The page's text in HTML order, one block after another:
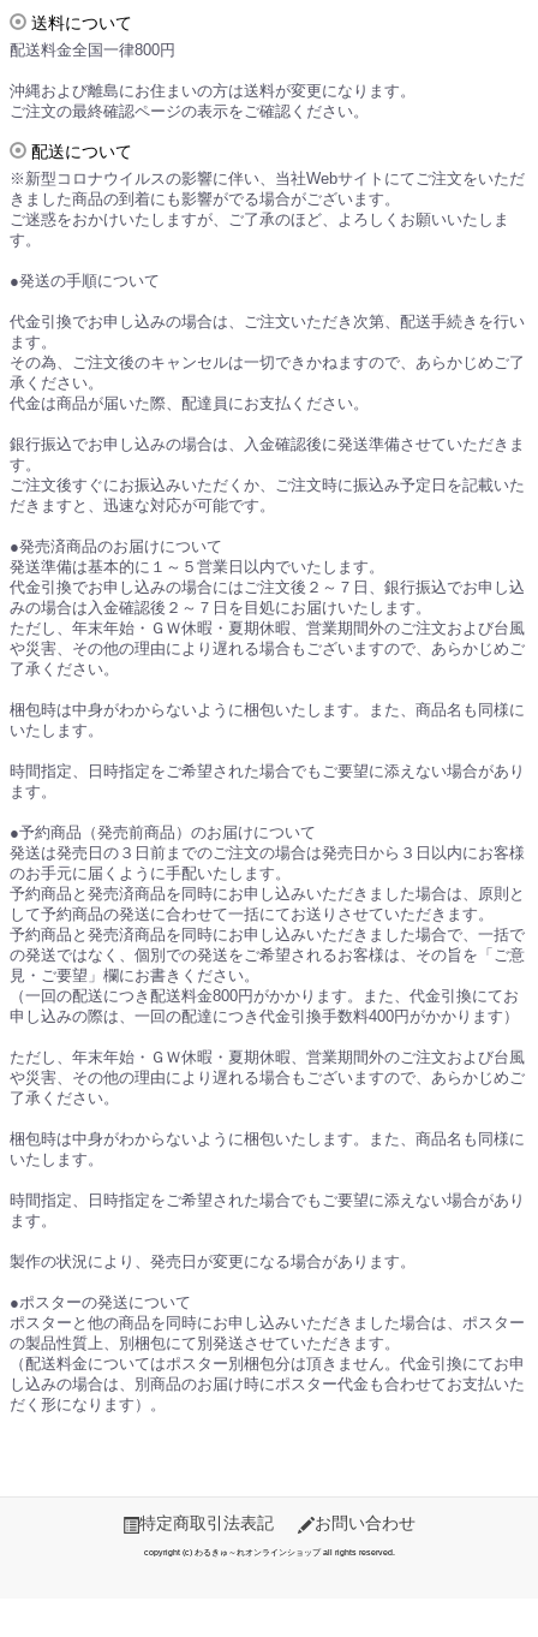
送料について
配送料金全国一律800円
沖縄および離島にお住まいの方は送料が変更になります。
ご注文の最終確認ページの表示をご確認ください。
配送について
※新型コロナウイルスの影響に伴い、当社Webサイトにてご注文をいただ
きました商品の到着にも影響がでる場合がございます。
ご迷惑をおかけいたしますが、ご了承のほど、よろしくお願いいたしま
す。
●発送の手順について
代金引換でお申し込みの場合は、ご注文いただき次第、配送手続きを行い
ます。
その為、ご注文後のキャンセルは一切できかねますので、あらかじめご了
承ください。
代金は商品が届いた際、配達員にお支払ください。
銀行振込でお申し込みの場合は、入金確認後に発送準備させていただきま
す。
ご注文後すぐにお振込みいただくか、ご注文時に振込み予定日を記載いた
だきますと、迅速な対応が可能です。
●発売済商品のお届けについて
発送準備は基本的に１～５営業日以内でいたします。
代金引換でお申し込みの場合にはご注文後２～７日、銀行振込でお申し込
みの場合は入金確認後２～７日を目処にお届けいたします。
ただし、年末年始・ＧＷ休暇・夏期休暇、営業期間外のご注文および台風
や災害、その他の理由により遅れる場合もございますので、あらかじめご
了承ください。
梱包時は中身がわからないように梱包いたします。また、商品名も同様に
いたします。
時間指定、日時指定をご希望された場合でもご要望に添えない場合があり
ます。
●予約商品（発売前商品）のお届けについて
発送は発売日の３日前までのご注文の場合は発売日から３日以内にお客様
のお手元に届くように手配いたします。
予約商品と発売済商品を同時にお申し込みいただきました場合は、原則と
して予約商品の発送に合わせて一括にてお送りさせていただきます。
予約商品と発売済商品を同時にお申し込みいただきました場合で、一括で
の発送ではなく、個別での発送をご希望されるお客様は、その旨を「ご意
見・ご要望」欄にお書きください。
（一回の配送につき配送料金800円がかかります。また、代金引換にてお
申し込みの際は、一回の配達につき代金引換手数料400円がかかります）
ただし、年末年始・ＧＷ休暇・夏期休暇、営業期間外のご注文および台風
や災害、その他の理由により遅れる場合もございますので、あらかじめご
了承ください。
梱包時は中身がわからないように梱包いたします。また、商品名も同様に
いたします。
時間指定、日時指定をご希望された場合でもご要望に添えない場合があり
ます。
製作の状況により、発売日が変更になる場合があります。
●ポスターの発送について
ポスターと他の商品を同時にお申し込みいただきました場合は、ポスター
の製品性質上、別梱包にて別発送させていただきます。
（配送料金についてはポスター別梱包分は頂きません。代金引換にてお申
し込みの場合は、別商品のお届け時にポスター代金も合わせてお支払いた
だく形になります）。
特定商取引法表記 お問い合わせ
copyright (c) わるきゅ～れオンラインショップ all rights reserved.